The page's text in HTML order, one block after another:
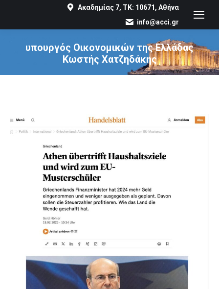
Ακαδημίας 7, ΤΚ: 10671, Αθήνα
info@acci.gr
υπουργός Οικονομικών της Ελλάδας
Κωστής Χατζηδάκης
You are here: